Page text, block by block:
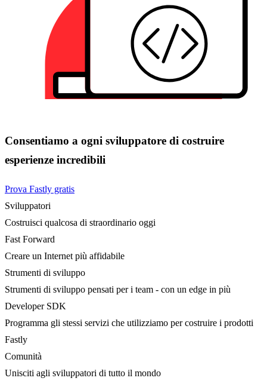
Consentiamo a ogni sviluppatore di costruire
esperienze incredibili
Prova Fastly gratis
Sviluppatori
Costruisci qualcosa di straordinario oggi
Fast Forward
Creare un Internet più affidabile
Strumenti di sviluppo
Strumenti di sviluppo pensati per i team - con un edge in più
Developer SDK
Programma gli stessi servizi che utilizziamo per costruire i prodotti
Fastly
Comunità
Unisciti agli sviluppatori di tutto il mondo